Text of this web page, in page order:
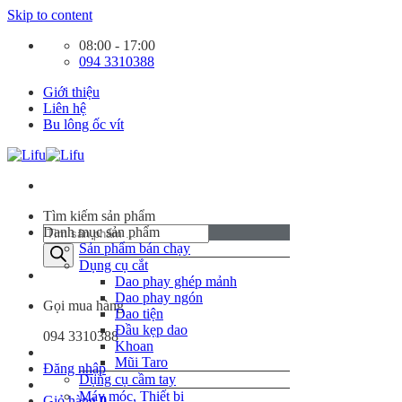
Skip to content
08:00 - 17:00
094 3310388
Giới thiệu
Liên hệ
Bu lông ốc vít
Tìm kiếm sản phẩm
Gọi mua hàng
094 3310388
Đăng nhập
Danh mục sản phẩm
Sản phẩm bán chạy
Dụng cụ cắt
Dao phay ghép mảnh
Dao phay ngón
Dao tiện
Đầu kẹp dao
Khoan
Mũi Taro
Dụng cụ cầm tay
Máy móc, Thiết bị